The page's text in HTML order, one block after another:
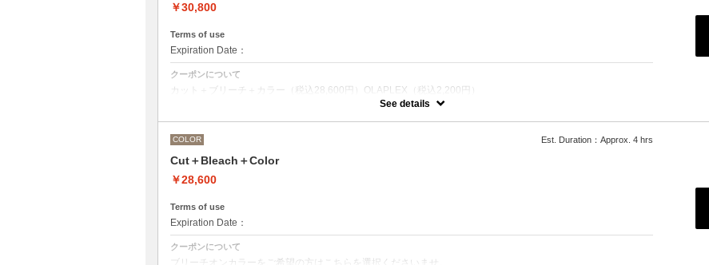
￥30,800
Terms of use
Expiration Date：
クーポンについて
カット＋ブリーチ＋カラー（税込28,600円）OLAPLEX（税込2,200円）
ブリーチオンカラーをご希望の方はこちらを選択くださいませ。
OLAPLEXを使うことでダメージを軽減させ、髪にツヤ、はりを与えます。
●ご希望の色やカラー履歴、デザインによっては１度のブリーチでは表現できない場合がございます。
M ¥＋1100 L¥＋1650 LL¥＋2200
See details
COLOR Est. Duration：Approx. 4 hrs
Cut＋Bleach＋Color
￥28,600
Terms of use
Expiration Date：
クーポンについて
ブリーチオンカラーをご希望の方はこちらを選択くださいませ。